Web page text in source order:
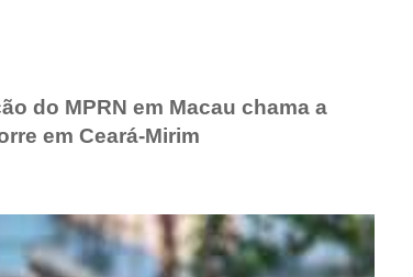
do MPRN em Macau chama a
em Ceará-Mirim